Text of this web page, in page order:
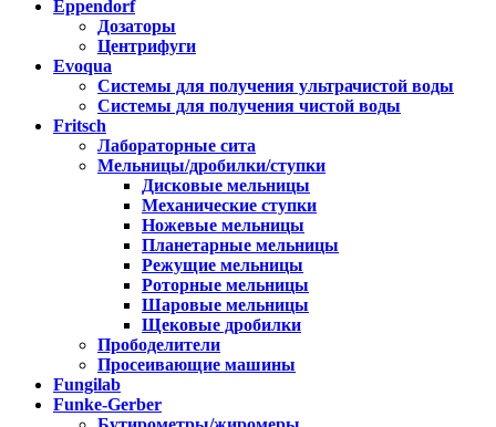
Eppendorf
Дозаторы
Центрифуги
Evoqua
Системы для получения ультрачистой воды
Системы для получения чистой воды
Fritsch
Лабораторные сита
Мельницы/дробилки/ступки
Дисковые мельницы
Механические ступки
Ножевые мельницы
Планетарные мельницы
Режущие мельницы
Роторные мельницы
Шаровые мельницы
Щековые дробилки
Прободелители
Просеивающие машины
Fungilab
Funke-Gerber